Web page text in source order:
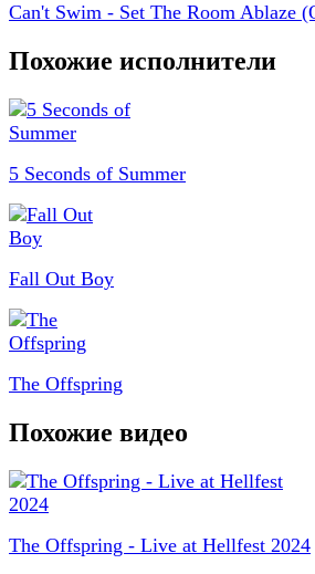
Can't Swim - Set The Room Ablaze
Похожие исполнители
5 Seconds of Summer
Fall Out Boy
The Offspring
Похожие видео
The Offspring - Live at Hellfest 2024